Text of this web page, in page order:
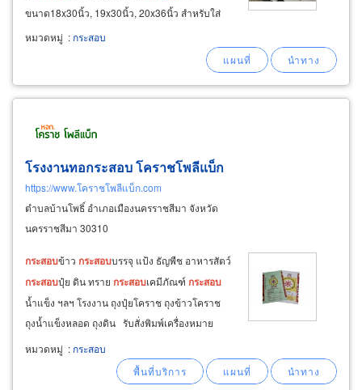
ขนาด18x30นิ้ว, 19x30นิ้ว, 20x36นิ้ว สำหรับใส่
ข้าวสาร, ปุ๋ย, น้ำแข็ง, เมล็ดพันธุ์พืช ขนาดบรรจุน้ำ
หมวดหมู่ : กระสอบ
โรงงานทอกระสอบ โคราชโพลีแบ็ก
https://www.โคราชโพลีแบ็ก.com
ตำบลบ้านโพธิ์ อำเภอเมืองนครราชสีมา จังหวัด
นครราชสีมา 30310
กระสอบข้าว กระสอบบรรจุ แป้ง ธัญพืช อาหารสัตว์
กระสอบปุ๋ย ดิน ทราย กระสอบเคมีภัณฑ์ กระสอบ
น้ำแข็ง ฯลฯ โรงงาน ถุงปุ๋ยโคราช ถุงข้าวโคราช
ถุงน้ำแข็งหลอด ถุงดิน รับสั่งพิมพ์เครื่องหมาย
ตราสินค้า โลโก้ พิมพ์ลงบน
งานพิมพ์ตั้งแต่ 1 สีขึ้นไป งานผลิตได้มาตรฐาน
คุณภาพดี ราคาส่ง ราคาโรงงาน
หมวดหมู่ : กระสอบ